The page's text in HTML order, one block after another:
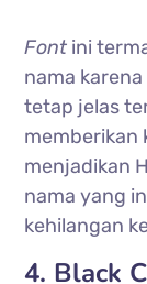
Font ini
nama
tetap jelas
memberikan
menjadikan
nama yang
kehilangan
4. Black